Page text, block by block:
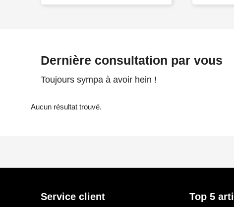
Dernière consultation par vous
Toujours sympa à avoir hein !
Aucun résultat trouvé.
Service client Top 5